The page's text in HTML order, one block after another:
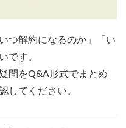
つ解約になるのか」「い
です。
問をQ&A形式でまとめ
してください。